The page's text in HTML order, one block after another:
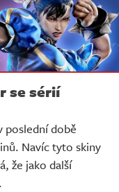
se sérií
době
Navíc tyto skiny
že jako další